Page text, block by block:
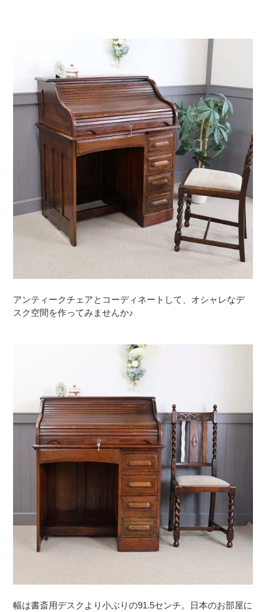
アンティークチェアとコーディネートして、オシャレなデ
スク空間を作ってみませんか♪
幅は書斎用デスクより小ぶりの91.5センチ。日本のお部屋に